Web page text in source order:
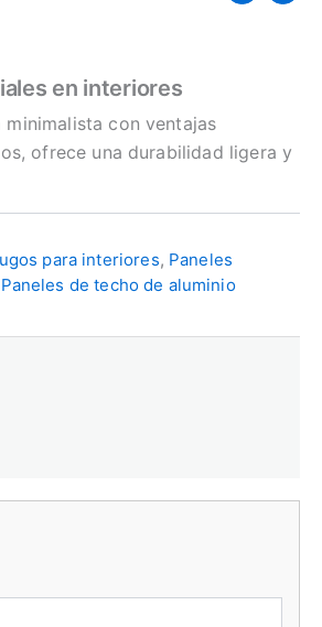
en interiores
con ventajas
ofrece una durabilidad ligera y
para interiores, Paneles
Paneles de techo de aluminio